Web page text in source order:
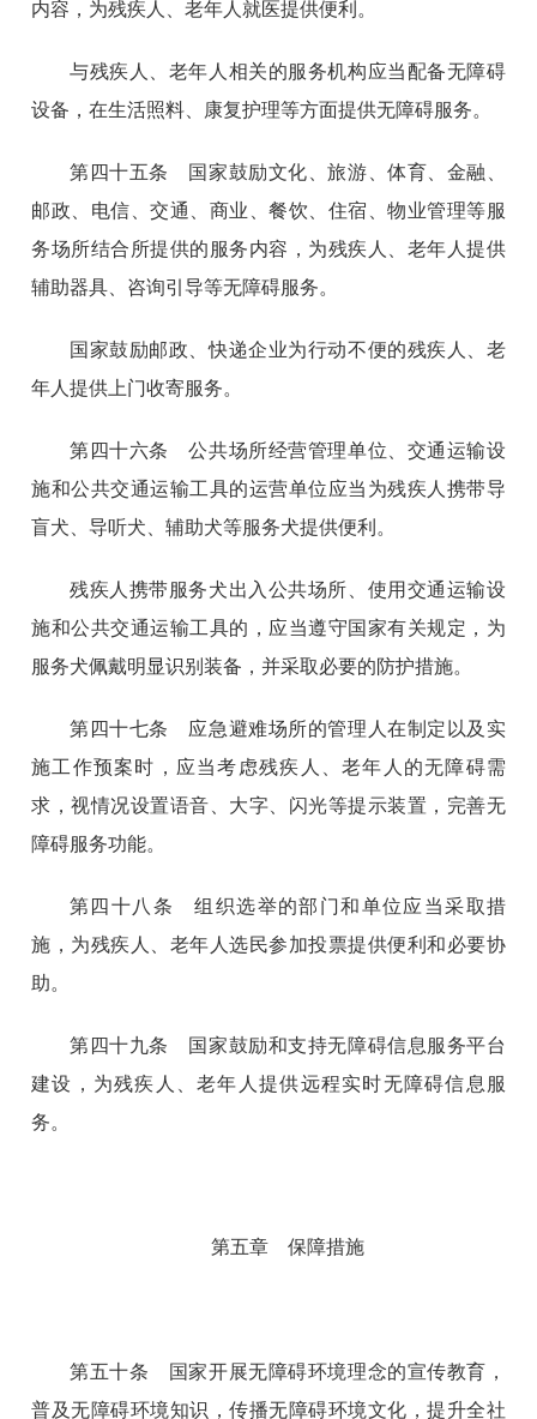
内容，为残疾人、老年人就医提供便利。
与残疾人、老年人相关的服务机构应当配备无障碍
设备，在生活照料、康复护理等方面提供无障碍服务。
第四十五条 国家鼓励文化、旅游、体育、金融、
邮政、电信、交通、商业、餐饮、住宿、物业管理等服
务场所结合所提供的服务内容，为残疾人、老年人提供
辅助器具、咨询引导等无障碍服务。
国家鼓励邮政、快递企业为行动不便的残疾人、老
年人提供上门收寄服务。
第四十六条 公共场所经营管理单位、交通运输设
施和公共交通运输工具的运营单位应当为残疾人携带导
盲犬、导听犬、辅助犬等服务犬提供便利。
残疾人携带服务犬出入公共场所、使用交通运输设
施和公共交通运输工具的，应当遵守国家有关规定，为
服务犬佩戴明显识别装备，并采取必要的防护措施。
第四十七条 应急避难场所的管理人在制定以及实
施工作预案时，应当考虑残疾人、老年人的无障碍需
求，视情况设置语音、大字、闪光等提示装置，完善无
障碍服务功能。
第四十八条 组织选举的部门和单位应当采取措
施，为残疾人、老年人选民参加投票提供便利和必要协
助。
第四十九条 国家鼓励和支持无障碍信息服务平台
建设，为残疾人、老年人提供远程实时无障碍信息服
务。
第五章 保障措施
第五十条 国家开展无障碍环境理念的宣传教育，
普及无障碍环境知识，传播无障碍环境文化，提升全社